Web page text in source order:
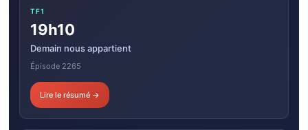
TF1
19h10
Demain nous appartient
Épisode 2265
Lire le résumé →